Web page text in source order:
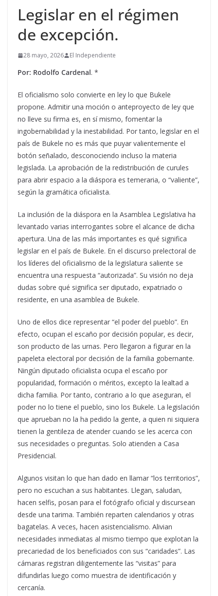
Legislar en el régimen
de excepción.
28 mayo, 2026 El Independiente
Por: Rodolfo Cardenal. *
El oficialismo solo convierte en ley lo que Bukele
propone. Admitir una moción o anteproyecto de ley que
no lleve su firma es, en sí mismo, fomentar la
ingobernabilidad y la inestabilidad. Por tanto, legislar en el
país de Bukele no es más que puyar valientemente el
botón señalado, desconociendo incluso la materia
legislada. La aprobación de la redistribución de curules
para abrir espacio a la diáspora es temeraria, o “valiente”,
según la gramática oficialista.
La inclusión de la diáspora en la Asamblea Legislativa ha
levantado varias interrogantes sobre el alcance de dicha
apertura. Una de las más importantes es qué significa
legislar en el país de Bukele. En el discurso prelectoral de
los líderes del oficialismo de la legislatura saliente se
encuentra una respuesta “autorizada”. Su visión no deja
dudas sobre qué significa ser diputado, expatriado o
residente, en una asamblea de Bukele.
Uno de ellos dice representar “el poder del pueblo”. En
efecto, ocupan el escaño por decisión popular, es decir,
son producto de las urnas. Pero llegaron a figurar en la
papeleta electoral por decisión de la familia gobernante.
Ningún diputado oficialista ocupa el escaño por
popularidad, formación o méritos, excepto la lealtad a
dicha familia. Por tanto, contrario a lo que aseguran, el
poder no lo tiene el pueblo, sino los Bukele. La legislación
que aprueban no la ha pedido la gente, a quien ni siquiera
tienen la gentileza de atender cuando se les acerca con
sus necesidades o preguntas. Solo atienden a Casa
Presidencial.
Algunos visitan lo que han dado en llamar “los territorios”,
pero no escuchan a sus habitantes. Llegan, saludan,
hacen selfis, posan para el fotógrafo oficial y discursean
desde una tarima. También reparten calendarios y otras
bagatelas. A veces, hacen asistencialismo. Alivian
necesidades inmediatas al mismo tiempo que explotan la
precariedad de los beneficiados con sus “caridades”. Las
cámaras registran diligentemente las “visitas” para
difundirlas luego como muestra de identificación y
cercanía.